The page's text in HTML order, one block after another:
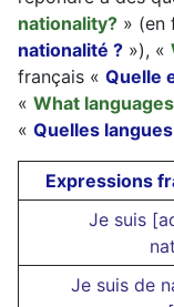
nationality? » (en
nationalité ? »), «
français « Quelle
« What
« Quelles
Expressions
Je suis
Je suis de